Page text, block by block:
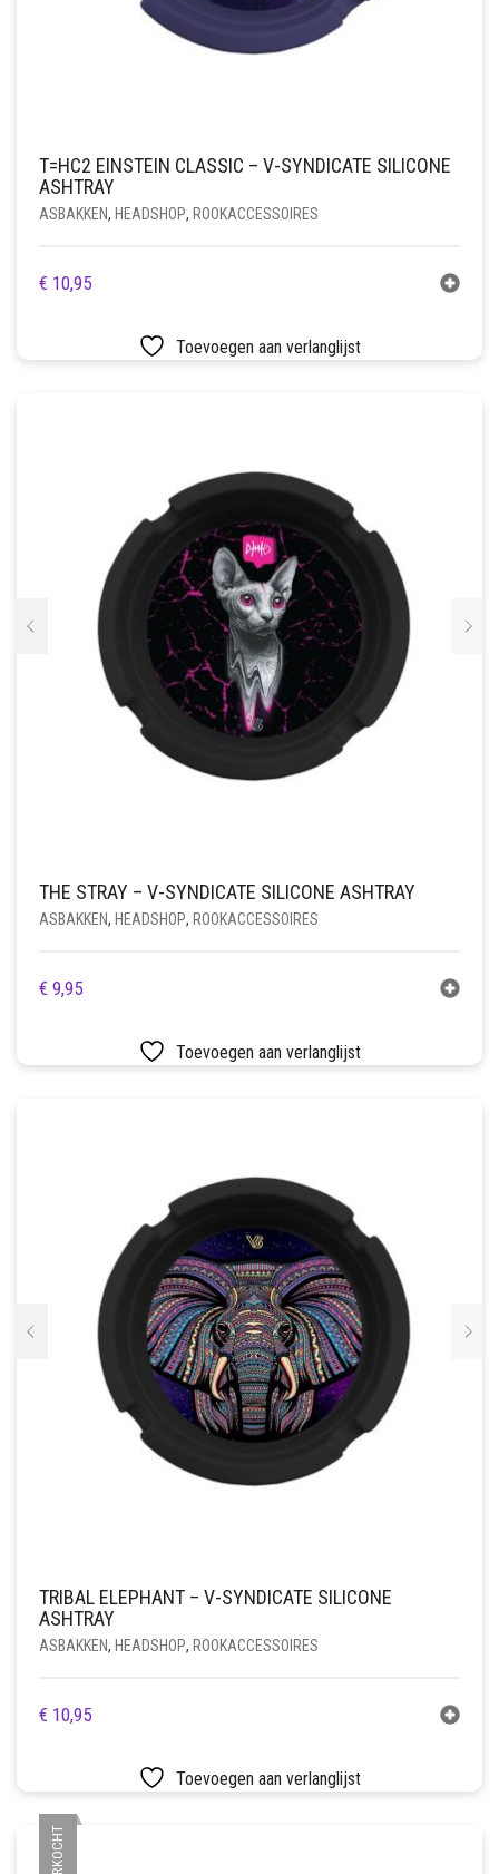
T=HC2 EINSTEIN CLASSIC – V-SYNDICATE SILICONE
ASHTRAY
ASBAKKEN, HEADSHOP, ROOKACCESSOIRES
€ 10,95
Toevoegen aan verlanglijst
THE STRAY – V-SYNDICATE SILICONE ASHTRAY
ASBAKKEN, HEADSHOP, ROOKACCESSOIRES
€ 9,95
Toevoegen aan verlanglijst
TRIBAL ELEPHANT – V-SYNDICATE SILICONE
ASHTRAY
ASBAKKEN, HEADSHOP, ROOKACCESSOIRES
€ 10,95
Toevoegen aan verlanglijst